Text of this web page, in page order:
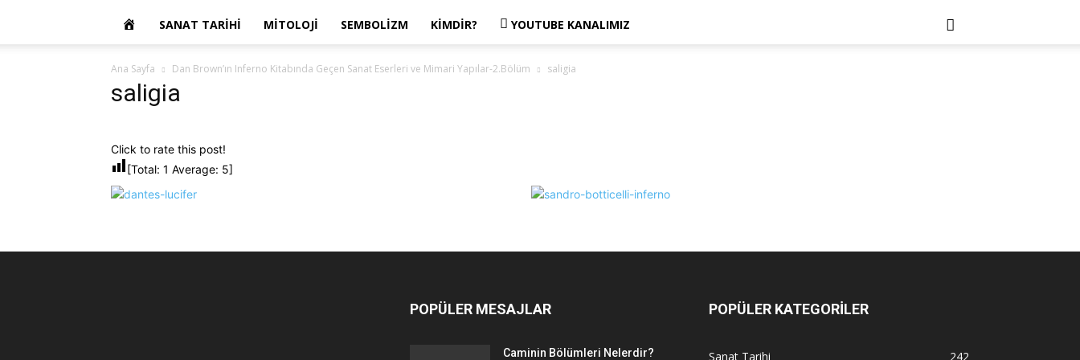
OKUR
YAZARIM
SANAT TARIHI MITOLOJI SEMBOLIZM KIMDIR? YOUTUBE KANALIMIZ
Ana Sayfa Dan Brown’ın Inferno Kitabında Geçen Sanat Eserleri ve Mimari Yapılar-2.Bölüm saligia
saligia
Click to rate this post!
[Total: 1 Average: 5]
POPÜLER MESAJLAR
Caminin Bölümleri Nelerdir?
POPÜLER KATEGORİLER
Sanat Tarihi 242